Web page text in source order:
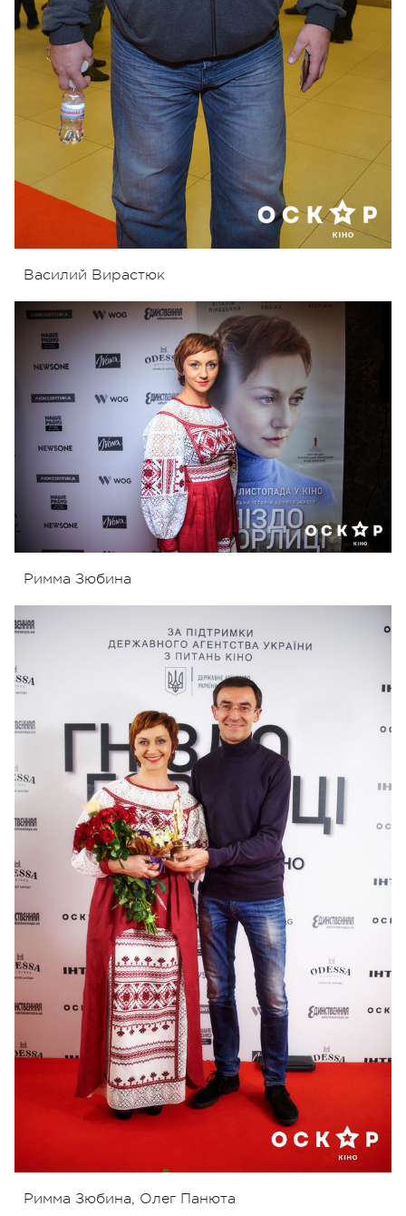
Василий Вирастюк
Римма Зюбина
Римма Зюбина, Олег Панюта